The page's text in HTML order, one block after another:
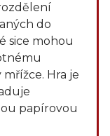
do
sice mohou
Hra je
papírovou